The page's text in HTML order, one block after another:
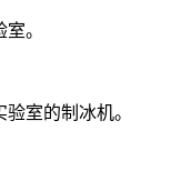
。
室的制冰机。